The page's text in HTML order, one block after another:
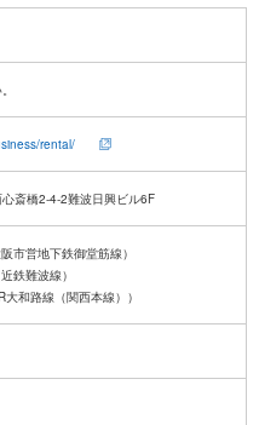
rental/
斎橋2-4-2難波日興ビル6F
市営地下鉄御堂筋線）
鉄難波線）
和路線（関西本線））